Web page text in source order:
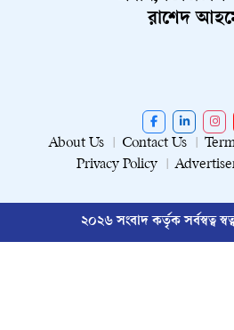
রাশেদ
About Us Contact Us
Privacy Policy
২০২৬ সংবাদ কর্তৃক সর্বস্বত্ব